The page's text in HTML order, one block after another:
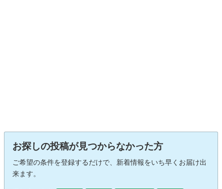
お探しの投稿が見つからなかった方
ご希望の条件を登録するだけで、新着情報をいち早くお届け出
来ます。